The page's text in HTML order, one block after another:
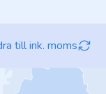
till ink. moms